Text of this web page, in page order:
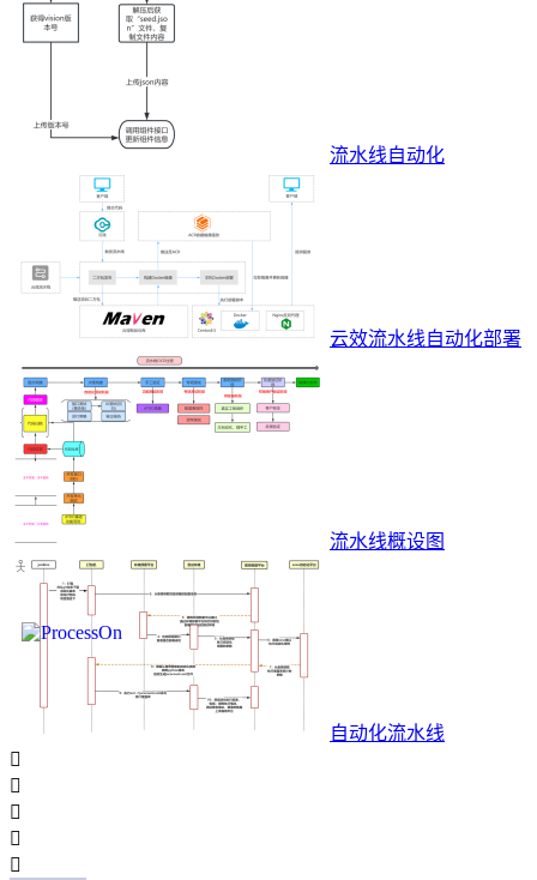
流水线自动化
云效流水线自动化部署
流水线概设图
自动化流水线




